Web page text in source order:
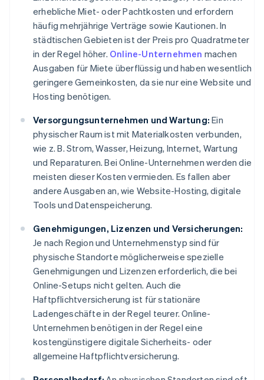
erhebliche Miet- oder Pachtkosten und erfordern
häufig mehrjährige Verträge sowie Kautionen. In
städtischen Gebieten ist der Preis pro Quadratmeter
in der Regel höher. Online-Unternehmen machen
Ausgaben für Miete überflüssig und haben wesentlich
geringere Gemeinkosten, da sie nur eine Website und
Hosting benötigen.
Versorgungsunternehmen und Wartung: Ein
physischer Raum ist mit Materialkosten verbunden,
wie z. B. Strom, Wasser, Heizung, Internet, Wartung
und Reparaturen. Bei Online-Unternehmen werden die
meisten dieser Kosten vermieden. Es fallen aber
andere Ausgaben an, wie Website-Hosting, digitale
Tools und Datenspeicherung.
Genehmigungen, Lizenzen und Versicherungen:
Je nach Region und Unternehmenstyp sind für
physische Standorte möglicherweise spezielle
Genehmigungen und Lizenzen erforderlich, die bei
Online-Setups nicht gelten. Auch die
Haftpflichtversicherung ist für stationäre
Ladengeschäfte in der Regel teurer. Online-
Unternehmen benötigen in der Regel eine
kostengünstigere digitale Sicherheits- oder
allgemeine Haftpflichtversicherung.